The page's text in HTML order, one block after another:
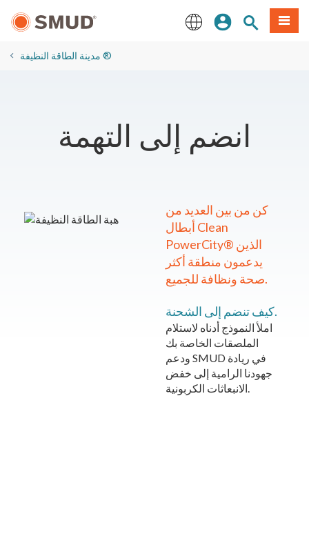
إلى
الرئيسي
تسجيل الدخول
بحث الموقع
طعام
مدينة الطاقة النظيفة ®
انضم إلى التهمة
كن من بين العديد من
أبطال Clean
PowerCity® الذين
يدعمون منطقة أكثر
صحة ونظافة للجميع.
كيف تنضم إلى الشحنة.
املأ النموذج أدناه لاستلام
الملصقات الخاصة بك
ودعم SMUD في ريادة
جهودنا الرامية إلى خفض
الانبعاثات الكربونية.